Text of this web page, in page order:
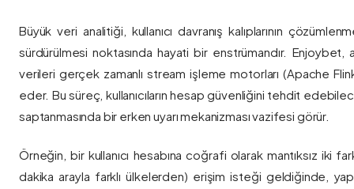
Büyük veri analitiği, kullanıcı davranış kalıplarının
sürdürülmesi noktasında hayati bir enstrümandır. Enjoybet,
verileri gerçek zamanlı stream işleme motorları (Apache Flink
eder. Bu süreç, kullanıcıların hesap güvenliğini tehdit
saptanmasında bir erken uyarı mekanizması vazifesi görür.
Örneğin, bir kullanıcı hesabına coğrafi olarak mantıksız iki
dakika arayla farklı ülkelerden) erişim isteği geldiğinde,